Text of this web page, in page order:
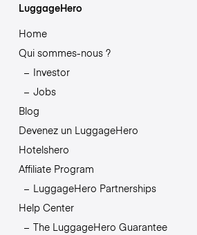
LuggageHero
Home
Qui sommes-nous ?
Investor
Jobs
Blog
Devenez un LuggageHero
Hotelshero
Affiliate Program
LuggageHero Partnerships
Help Center
The LuggageHero Guarantee